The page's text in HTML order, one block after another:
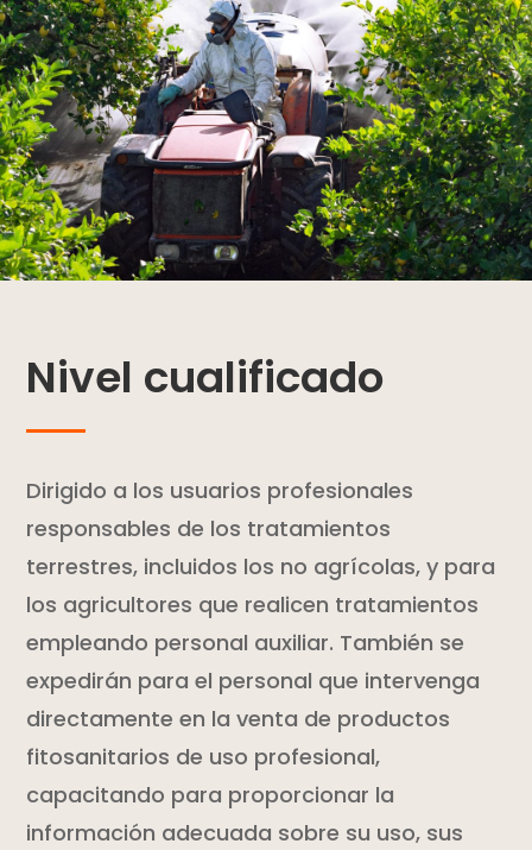
Nivel cualificado
Dirigido a los usuarios profesionales
responsables de los tratamientos
terrestres, incluidos los no agrícolas, y para
los agricultores que realicen tratamientos
empleando personal auxiliar. También se
expedirán para el personal que intervenga
directamente en la venta de productos
fitosanitarios de uso profesional,
capacitando para proporcionar la
información adecuada sobre su uso, sus